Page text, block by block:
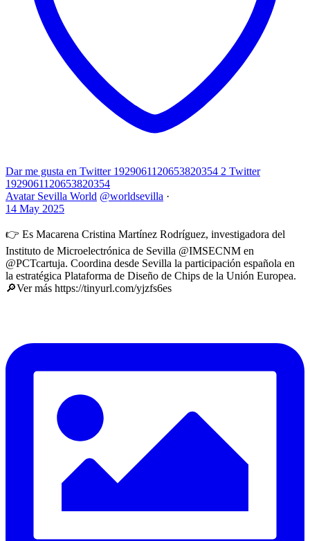
Dar me gusta en Twitter 1929061120653820354 2 Twitter
1929061120653820354
Avatar Sevilla World @worldsevilla ·
14 May 2025
👉 Es Macarena Cristina Martínez Rodríguez, investigadora del
Instituto de Microelectrónica de Sevilla @IMSECNM en
@PCTcartuja. Coordina desde Sevilla la participación española en
la estratégica Plataforma de Diseño de Chips de la Unión Europea.
🔎Ver más https://tinyurl.com/yjzfs6es